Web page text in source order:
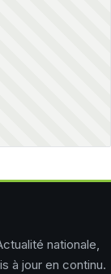
nationale,
à jour en continu.